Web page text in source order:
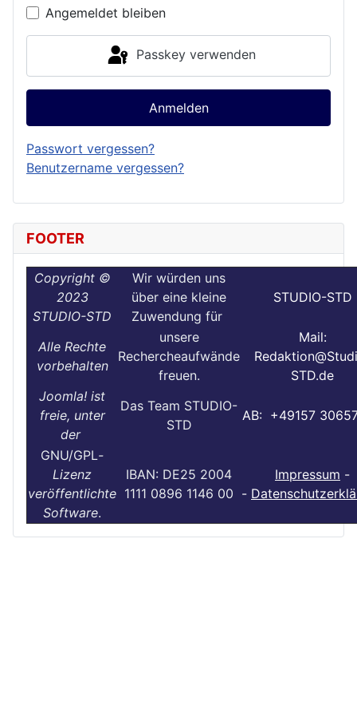
Angemeldet bleiben
Passkey verwenden
Anmelden
Passwort vergessen?
Benutzername vergessen?
FOOTER
Copyright ©
2023
STUDIO-STD
Wir würden uns
über eine kleine
Zuwendung für
STUDIO-STD
Alle Rechte
vorbehalten
unsere
Rechercheaufwände
freuen.
Mail:
STD.de
Joomla! ist
freie, unter
der
Das Team STUDIO-
STD
AB: +49157
GNU/GPL-
Lizenz
veröffentlichte
Software.
IBAN: DE25 2004
1111 0896 1146 00
Impressum -
-